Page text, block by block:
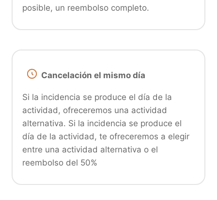
posible, un reembolso completo.
Cancelación el mismo día
Si la incidencia se produce el día de la
actividad, ofreceremos una actividad
alternativa. Si la incidencia se produce el
día de la actividad, te ofreceremos a elegir
entre una actividad alternativa o el
reembolso del 50%